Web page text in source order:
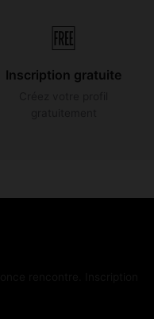
🆓
Inscription gratuite